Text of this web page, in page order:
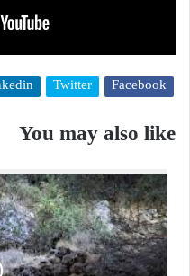
Facebook
Twitter
You may also like